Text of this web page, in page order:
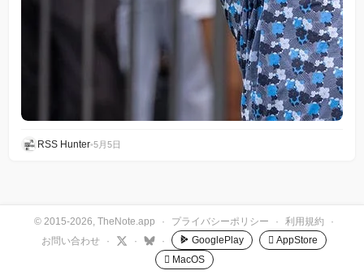
RSS Hunter•5月5日
© 2015-2026, TheNote.app · プライバシーポリシー · 利用規約
·
お問い合わせ
· · · GooglePlay
 AppStore
 MacOS